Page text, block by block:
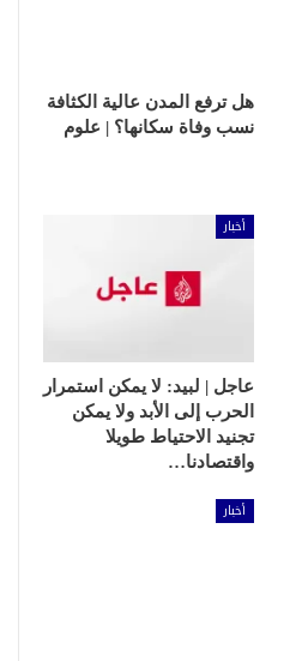
هل ترفع المدن عالية الكثافة
نسب وفاة سكانها؟ | علوم
أخبار
عاجل | لبيد: لا يمكن استمرار
الحرب إلى الأبد ولا يمكن
تجنيد الاحتياط طويلا
واقتصادنا…
أخبار